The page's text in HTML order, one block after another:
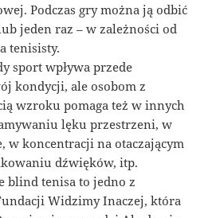
Podczas gry można ją odbić
jeden raz – w zależności od
tenisisty.
sport wpływa przede
kondycji, ale osobom z
wzroku pomaga też w innych
lęku przestrzeni, w
w koncentracji na otaczającym
dźwięków, itp.
blind tenisa to jedno z
Widzimy Inaczej, która